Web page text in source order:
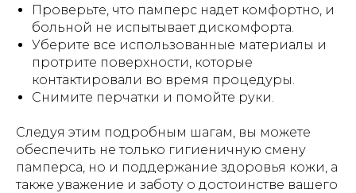
Проверьте, что памперс надет комфортно, и
больной не испытывает дискомфорта.
Уберите все использованные материалы и
протрите поверхности, которые
контактировали во время процедуры.
Снимите перчатки и помойте руки.
Следуя этим подробным шагам, вы можете
обеспечить не только гигиеничную смену
памперса, но и поддержание здоровья кожи, а
также уважение и заботу о достоинстве вашего